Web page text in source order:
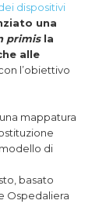
dispositivi
una
primisla
alle
con l’obiettivo
mappatura
di
basato
Ospedaliera